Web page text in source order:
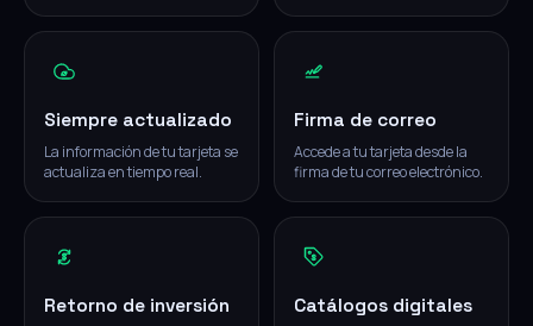
Siempre actualizado
La información de tu tarjeta se
actualiza en tiempo real.
Firma de correo
Accede a tu tarjeta desde la
firma de tu correo electrónico.
Retorno de inversión Catálogos digitales